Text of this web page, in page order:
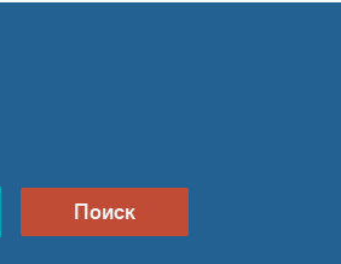
Поиск